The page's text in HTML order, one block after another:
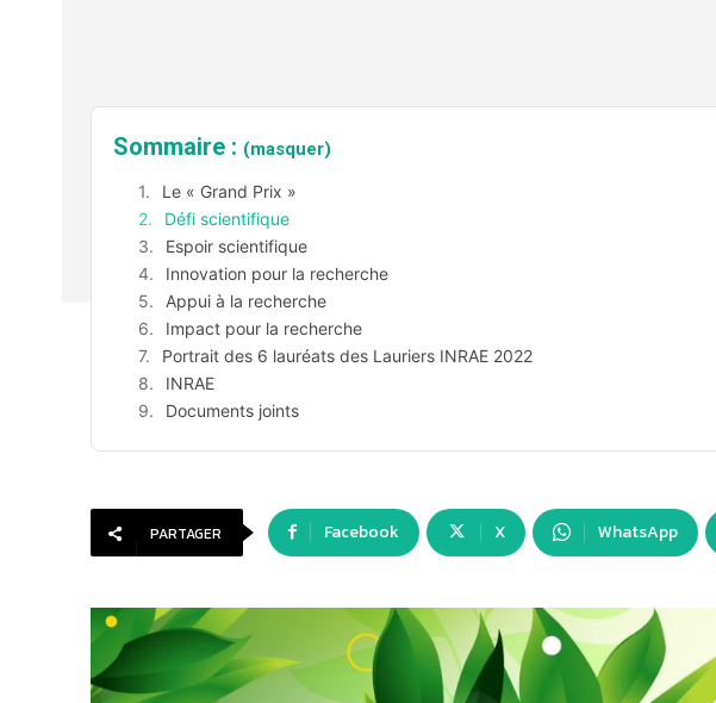
Sommaire : (masquer)
Le « Grand Prix »
Défi scientifique
Espoir scientifique
Innovation pour la recherche
Appui à la recherche
Impact pour la recherche
Portrait des 6 lauréats des Lauriers INRAE 2022
INRAE
Documents joints
PARTAGER Facebook X WhatsApp